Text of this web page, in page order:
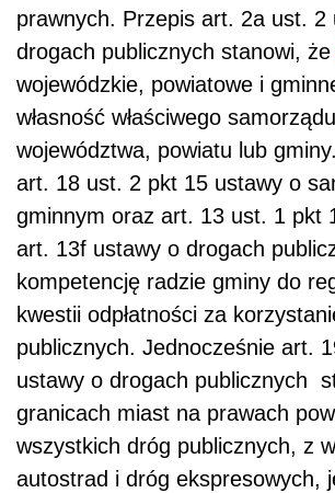
prawnych. Przepis art. 2a ust. 2
drogach publicznych stanowi, że
wojewódzkie, powiatowe i
własność właściwego samorządu
województwa, powiatu lub
art. 18 ust. 2 pkt 15 ustawy o
gminnym oraz art. 13 ust. 1 pkt
art. 13f ustawy o drogach
kompetencję radzie gminy do
kwestii odpłatności za
publicznych. Jednocześnie art.
ustawy o drogach publicznych
granicach miast na prawach
wszystkich dróg publicznych, z
autostrad i dróg ekspresowych,